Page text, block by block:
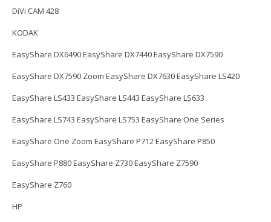
DiVi CAM 428
KODAK
EasyShare DX6490 EasyShare DX7440 EasyShare DX7590
EasyShare DX7590 Zoom EasyShare DX7630 EasyShare LS420
EasyShare LS433 EasyShare LS443 EasyShare LS633
EasyShare LS743 EasyShare LS753 EasyShare One Series
EasyShare One Zoom EasyShare P712 EasyShare P850
EasyShare P880 EasyShare Z730 EasyShare Z7590
EasyShare Z760
HP